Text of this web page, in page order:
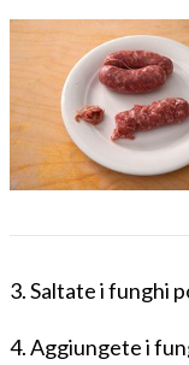
3. Saltate i funghi
4. Aggiungete i